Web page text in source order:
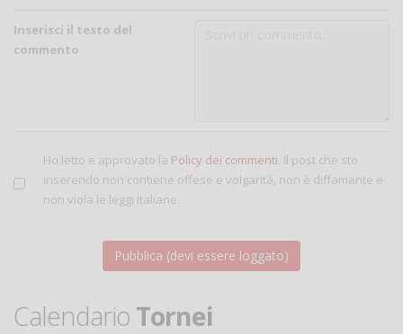
Inserisci il testo del
commento
Ho letto e approvato la Policy dei commenti. Il post che sto
inserendo non contiene offese e volgarità, non è diffamante e
non viola le leggi italiane.
Calendario Tornei